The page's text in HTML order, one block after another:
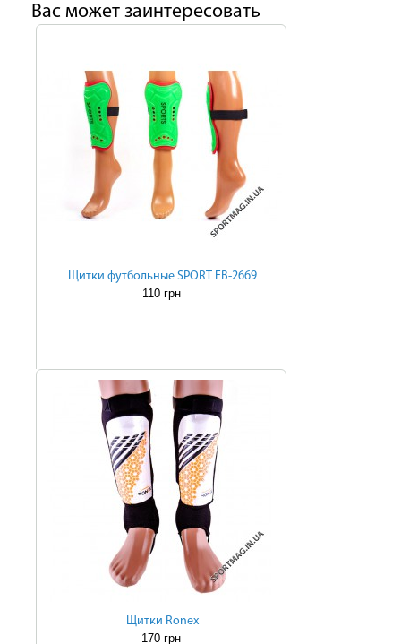
Ваc может заинтересовать
Щитки футбольные SPORT FB-2669
110 грн
Щитки Ronex
170 грн